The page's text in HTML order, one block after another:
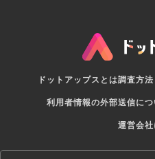
ドットアップスとは調査方
利用者情報の外部送信につ
運営会